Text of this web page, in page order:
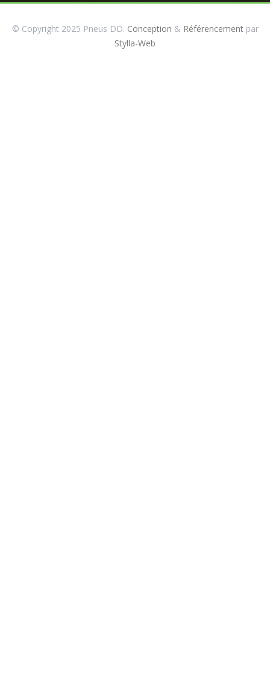
© Copyright 2025 Pneus DD. Conception & Référencementpar
Stylla-Web